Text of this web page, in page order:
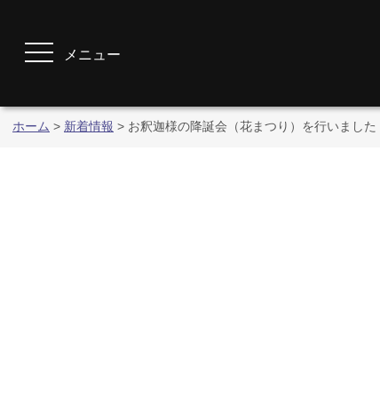
メニュー
ホーム > 新着情報 > お釈迦様の降誕会（花まつり）を行いました